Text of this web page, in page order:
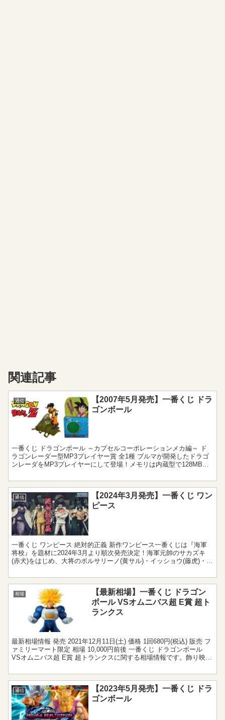
関連記事
通信
【2007年5月発売】一番くじ ドラ
ゴンボール
一番くじ ドラゴンボール ～カプセルコーポレーションメカ編～ ド
ラゴンレーダー型MP3プレイヤー賞 全1種 ブルマが開発したドラゴ
ンレーダをMP3プレイヤーにして登場！メモリは内蔵型で128MB搭
通信
【2024年3月発売】一番くじ ワン
ピース
一番くじ ワンピース 絶対的正義 新作ワンピース一番くじは『海軍
将校』を題材に2024年3月より順次発売決定！海軍元帥のサカズキ
(赤犬)をはじめ、大将のボルサリーノ(黄サル)・イッショウ(藤虎)・ア
相場
【最新相場】一番くじ ドラゴン
ボール VSオムニバス超 E賞 超ト
ランクス
最新相場情報 発売 2021年12月11日(土) 価格 1回680円(税込) 販売 フ
ァミリーマート限定 相場 10,000円前後 一番くじ ドラゴンボール
VSオムニバス超 E賞 超トランクスに関する相場情報です。飾り映え
通信
【2023年5月発売】一番くじ ドラ
ゴンボール